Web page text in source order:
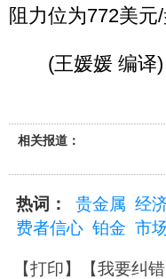
阻力位为772美元/
(王媛媛 编译)
相关报道：
热词： 贵金属 经
费者信心 铂金 市
【打印】【我要纠错